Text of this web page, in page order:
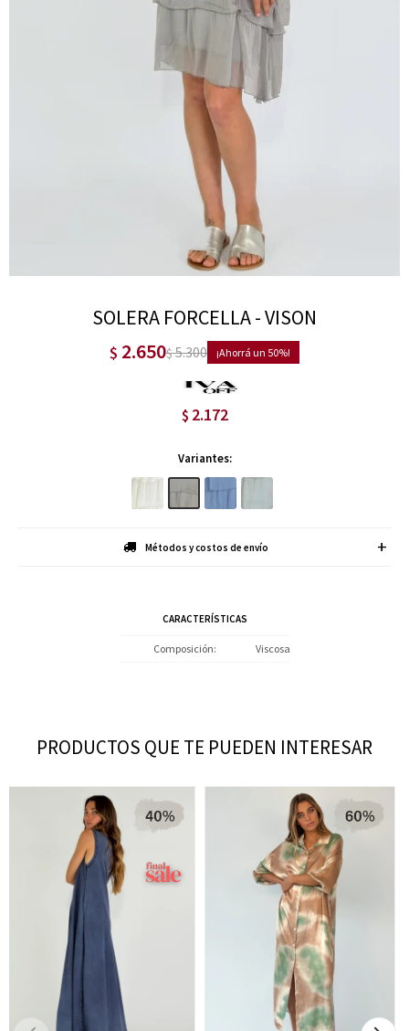
SOLERA FORCELLA - VISON
$ 2.650$5.300 50
$ 2.172
Variantes:
Métodos y costos de envío
CARACTERÍSTICAS
Composición Viscosa
PRODUCTOS QUE TE PUEDEN INTERESAR